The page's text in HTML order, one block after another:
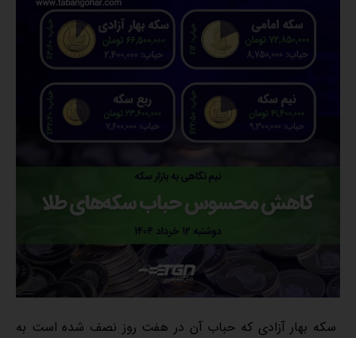
سکه بهار آزادی که حباب آن در هفت روز نصف شده است به